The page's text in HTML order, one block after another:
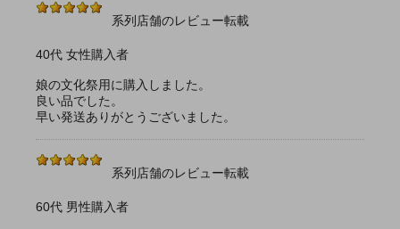
系列店舗のレビュー転載
40代 女性購入者
娘の文化祭用に購入しました。
良い品でした。
早い発送ありがとうございました。
系列店舗のレビュー転載
60代 男性購入者